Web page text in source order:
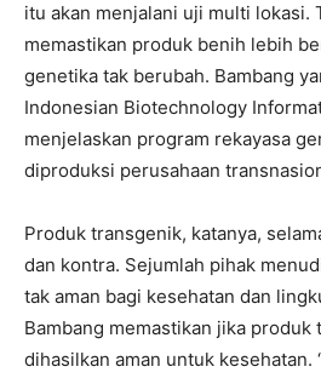
itu akan menjalani uji multi lokasi.
memastikan produk benih lebih
genetika tak berubah. Bambang
Indonesian Biotechnology
menjelaskan program rekayasa
diproduksi perusahaan
Produk transgenik, katanya,
dan kontra. Sejumlah pihak
tak aman bagi kesehatan dan
Bambang memastikan jika produk
dihasilkan aman untuk kesehatan.